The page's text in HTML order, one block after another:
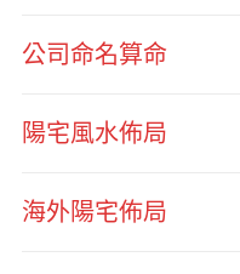
公司命名算命
陽宅風水佈局
海外陽宅佈局